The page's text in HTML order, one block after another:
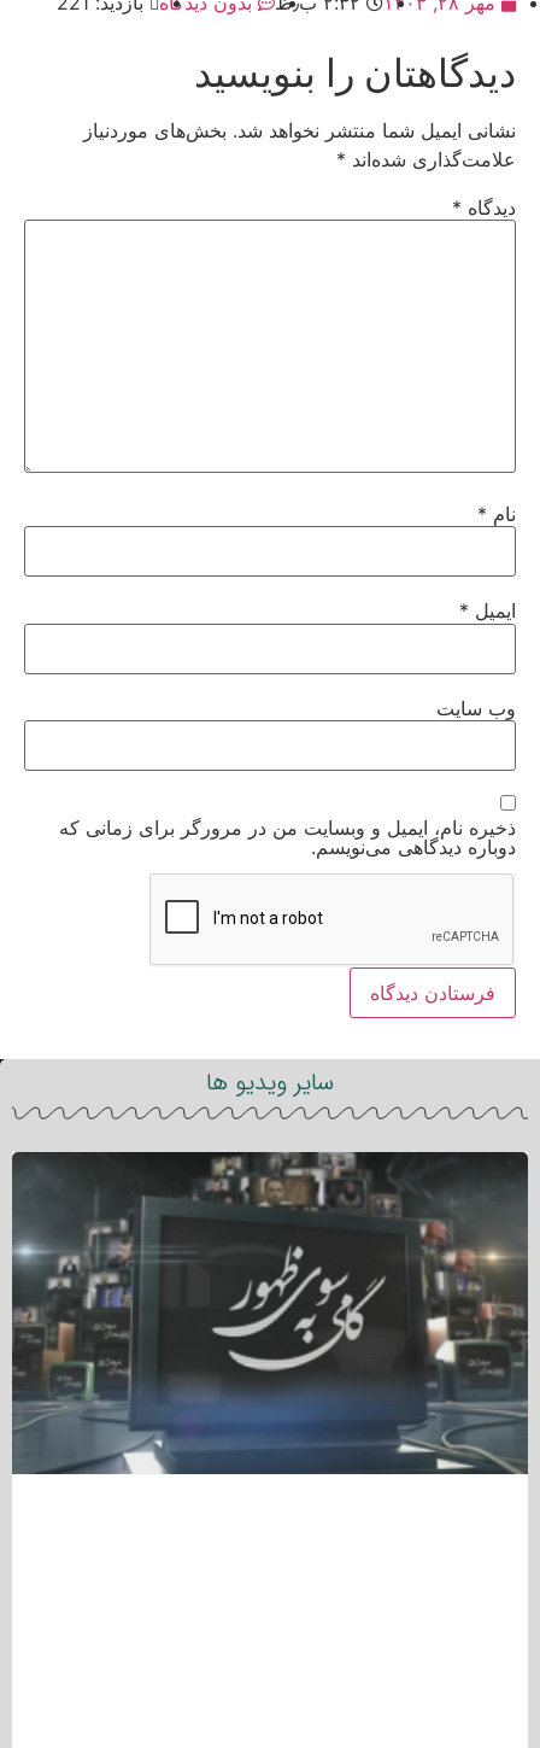
دیدگاهتان را بنویسید
نشانی ایمیل شما منتشر نخواهد شد. بخش‌های موردنیاز
علامت‌گذاری شده‌اند *
دیدگاه *
نام *
ایمیل *
وب‌ سایت
ذخیره نام، ایمیل و وبسایت من در مرورگر برای زمانی که
دوباره دیدگاهی می‌نویسم.
سایر ویدیو ها